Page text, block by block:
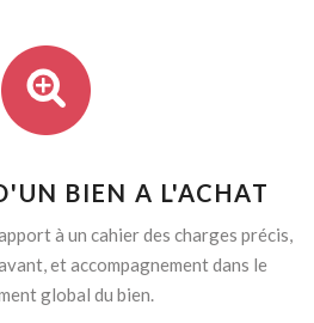
BIEN A L'ACHAT
à un cahier des charges précis,
et accompagnement dans le
global du bien.